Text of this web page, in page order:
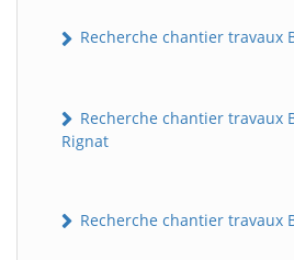
Recherche chantier travaux
Recherche chantier travaux
Rignat
Recherche chantier travaux